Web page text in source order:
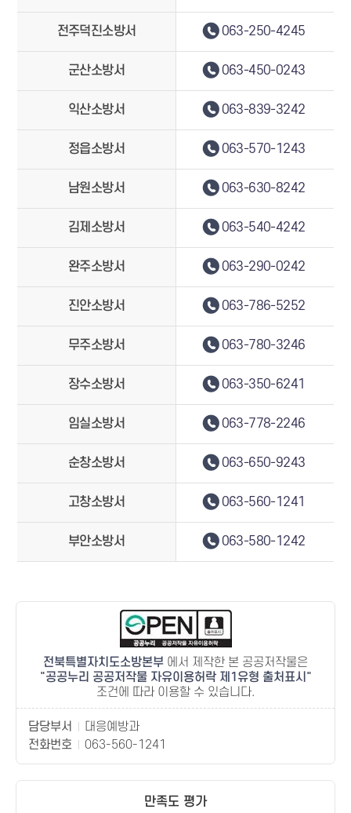
전주덕진소방서 063-250-4245
군산소방서 063-450-0243
익산소방서 063-839-3242
정읍소방서 063-570-1243
남원소방서 063-630-8242
김제소방서 063-540-4242
완주소방서 063-290-0242
진안소방서 063-786-5252
무주소방서 063-780-3246
장수소방서 063-350-6241
임실소방서 063-778-2246
순창소방서 063-650-9243
고창소방서 063-560-1241
부안소방서 063-580-1242
전북특별자치도소방본부 에서 제작한 본 공공저작물은
공공누리 공공저작물 자유이용허락 제1유형 출처표시
조건에 따라 이용할 수 있습니다.
담당부서
대응예방과
전화번호
063-560-1241
만족도 평가